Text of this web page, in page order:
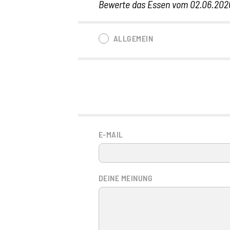
Bewerte das Essen vom
ALLGEMEIN
E-MAIL
DEINE MEINUNG